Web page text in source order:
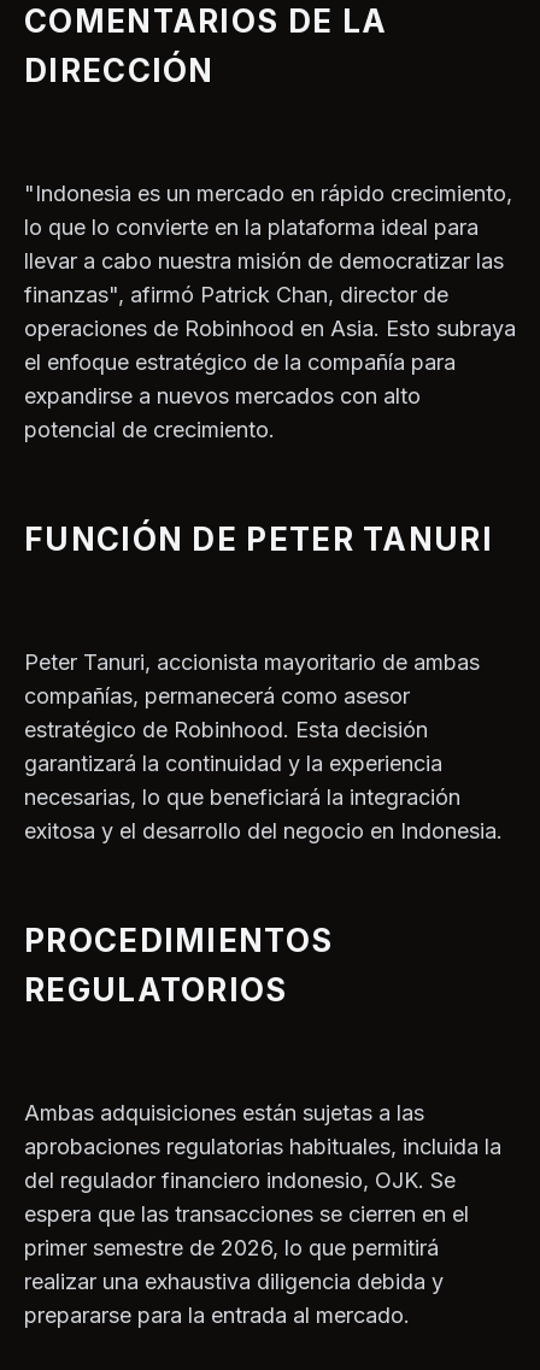
COMENTARIOS DE LA
DIRECCIÓN
"Indonesia es un mercado en rápido crecimiento,
lo que lo convierte en la plataforma ideal para
llevar a cabo nuestra misión de democratizar las
finanzas", afirmó Patrick Chan, director de
operaciones de Robinhood en Asia. Esto subraya
el enfoque estratégico de la compañía para
expandirse a nuevos mercados con alto
potencial de crecimiento.
FUNCIÓN DE PETER TANURI
Peter Tanuri, accionista mayoritario de ambas
compañías, permanecerá como asesor
estratégico de Robinhood. Esta decisión
garantizará la continuidad y la experiencia
necesarias, lo que beneficiará la integración
exitosa y el desarrollo del negocio en Indonesia.
PROCEDIMIENTOS
REGULATORIOS
Ambas adquisiciones están sujetas a las
aprobaciones regulatorias habituales, incluida la
del regulador financiero indonesio, OJK. Se
espera que las transacciones se cierren en el
primer semestre de 2026, lo que permitirá
realizar una exhaustiva diligencia debida y
prepararse para la entrada al mercado.